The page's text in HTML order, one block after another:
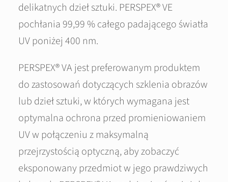
delikatnych dzieł sztuki. PERSPEX® VE
pochłania 99,99 % całego padającego światła
UV poniżej 400 nm.
PERSPEX® VA jest preferowanym produktem
do zastosowań dotyczących szklenia obrazów
lub dzieł sztuki, w których wymagana jest
optymalna ochrona przed promieniowaniem
UV w połączeniu z maksymalną
przejrzystością optyczną, aby zobaczyć
eksponowany przedmiot w jego prawdziwych